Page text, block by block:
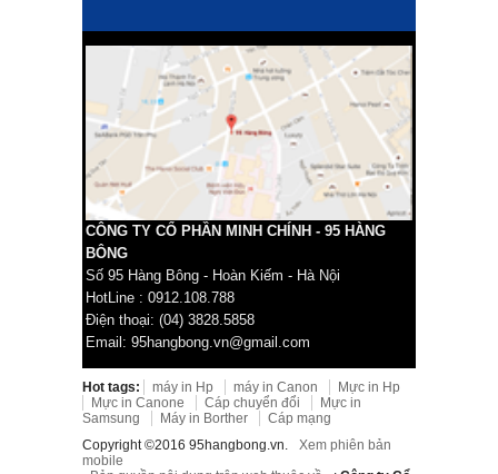
CÔNG TY CỔ PHẦN MINH CHÍNH - 95 HÀNG
BÔNG
Số 95 Hàng Bông - Hoàn Kiếm - Hà Nội
HotLine : 0912.108.788
Điện thoại: (04) 3828.5858
Email: 95hangbong.vn@gmail.com
Hot tags: máy in Hp máy in Canon
Mực in Hp
Mực in Canone
Cáp chuyển đổi
Mực in
Samsung
Máy in Borther
Cáp mạng
Copyright ©2016 95hangbong.vn.
Xem phiên bản
mobile